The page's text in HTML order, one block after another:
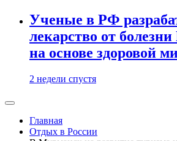
Ученые в РФ
лекарство от
на основе здоровой
2 недели спустя
Главная
Отдых в России